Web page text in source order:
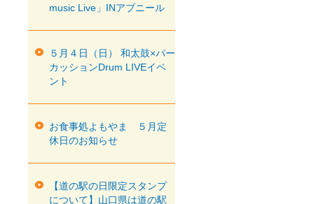
music Live」INアブニール
５月４日（日） 和太鼓×パー
カッションDrum LIVEイベ
ント
お食事処よもやま ５月定
休日のお知らせ
【道の駅の日限定スタンプ
について】山口県は道の駅